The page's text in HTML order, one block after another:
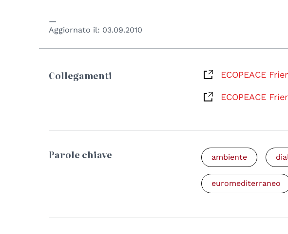
Aggiornato il: 03.09.2010
Collegamenti ECOPEACE
ECOPEACE
Parole chiave ambiente
euromediterraneo